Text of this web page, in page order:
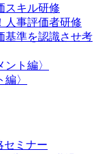
スキル研修
人事評価者研修
準を認識させ考
ト編〉
〉
セミナー